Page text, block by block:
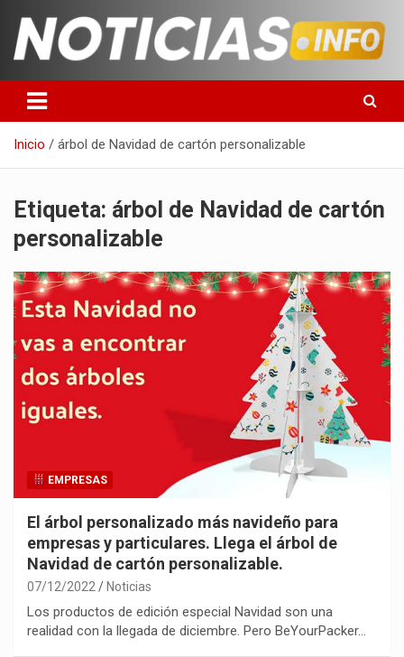
contenido
Noticias en español
Inicio árbol de Navidad de cartón personalizable
Etiqueta: árbol de Navidad de cartón
personalizable
EMPRESAS
El árbol personalizado más navideño para
empresas y particulares. Llega el árbol de
Navidad de cartón personalizable.
07/12/2022 Noticias
Los productos de edición especial Navidad son una
realidad con la llegada de diciembre. Pero BeYourPacker…